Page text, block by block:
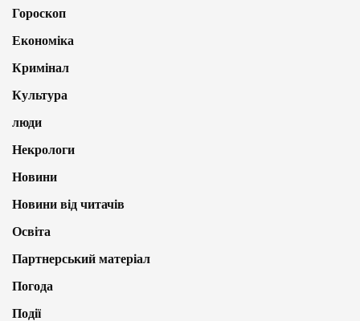
Гороскоп
Економіка
Кримінал
Культура
люди
Некрологи
Новини
Новини від читачів
Освіта
Партнерський матеріал
Погода
Події